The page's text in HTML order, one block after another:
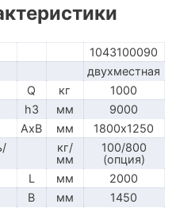
1043100090
двухместная
Q кг
1000
h3 мм
9000
AxB мм
1800х1250
кг/
мм
100/800
(опция)
L мм
2000
B мм
1450